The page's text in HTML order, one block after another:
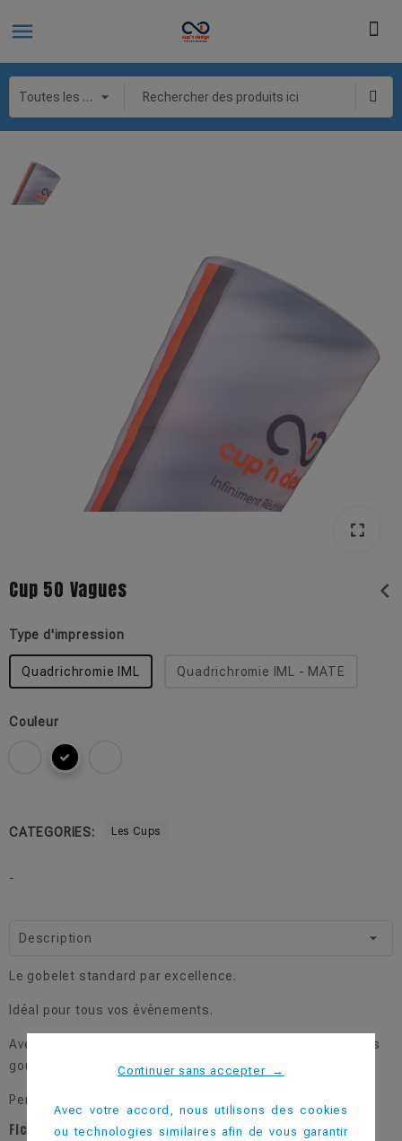
fullscreen
Cup 50 Vagues chevron_left
Type d'impression
Quadrichromie IML Quadrichromie IML - MATE
Couleur
CATEGORIES: Les Cups
-
Description
Le gobelet standard par excellence.
Idéal pour tous vos évènements.
Avec ses 20 déclinaisons de couleur, il s'adapte à tous les
goûts.
Personnalisable dès 50 pièces.
Fiche technique
Continuer sans accepter →
Avec votre accord, nous utilisons des cookies
ou technologies similaires afin de vous garantir